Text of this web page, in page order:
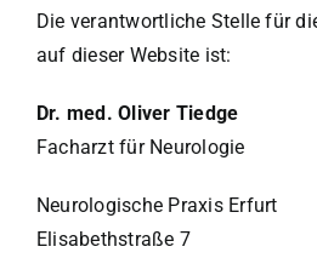
Die verantwortliche Stelle für
auf dieser Website ist:
Dr. med. Oliver Tiedge
Facharzt für Neurologie
Neurologische Praxis Erfurt
Elisabethstraße 7